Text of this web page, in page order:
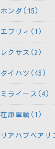
ホンダ(15)
エブリィ(1)
レクサス(2)
ダイハツ(43)
ミライース(4)
在庫車輌(1)
リアハブベアリ